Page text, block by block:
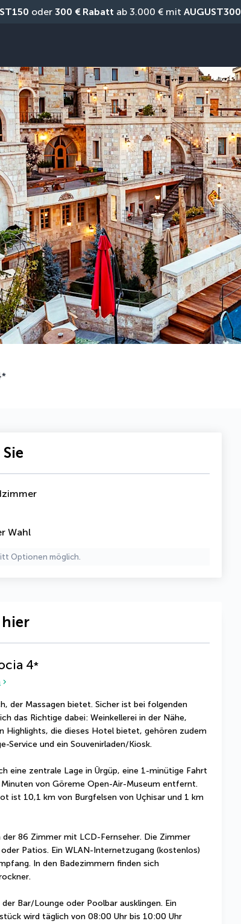
oder 300 € Rabatt ab 3.000 € mit AUGUST300
*
Wahl
Optionen möglich.
hier
4*
der Massagen bietet. Sicher ist bei folgenden
das Richtige dabei: Weinkellerei in der Nähe,
Highlights, die dieses Hotel bietet, gehören zudem
Service und ein Souvenirladen/Kiosk.
eine zentrale Lage in Ürgüp, eine 1-minütige Fahrt
von Göreme Open-Air-Museum entfernt.
ist 10,1 km von Burgfelsen von Uçhisar und 1 km
86 Zimmer mit LCD-Fernseher. Die Zimmer
Patios. Ein WLAN-Internetzugang (kostenlos)
In den Badezimmern finden sich
Bar/Lounge oder Poolbar ausklingen. Ein
wird täglich von 08:00 Uhr bis 10:00 Uhr